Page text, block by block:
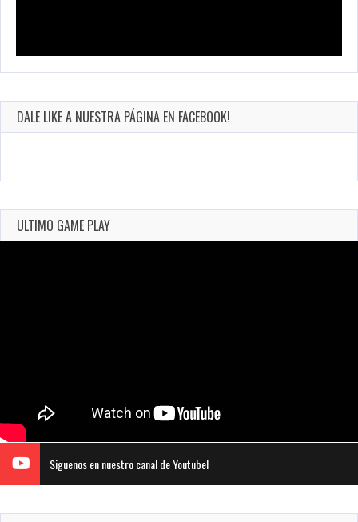
DALE LIKE A NUESTRA PÁGINA EN FACEBOOK!
ULTIMO GAME PLAY
Siguenos en nuestro canal de Youtube!